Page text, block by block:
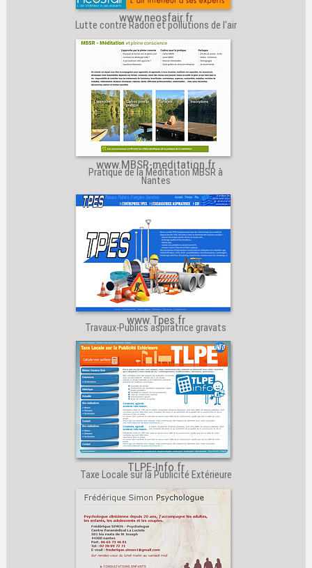
www.neosfair.fr
Lutte contre Radon et pollutions de l'air
www.MBSR-meditation.fr
Pratique de la Méditation MBSR à
Nantes
www.Tpes.fr
Travaux-Publics aspiratrice gravats
TLPE-Info.fr
Taxe Locale sur la Publicité Extérieure